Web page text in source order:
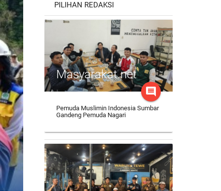
PILIHAN REDAKSI
Masyarakat.net
comment
Pemuda Muslimin Indonesia Sumbar
Gandeng Pemuda Nagari